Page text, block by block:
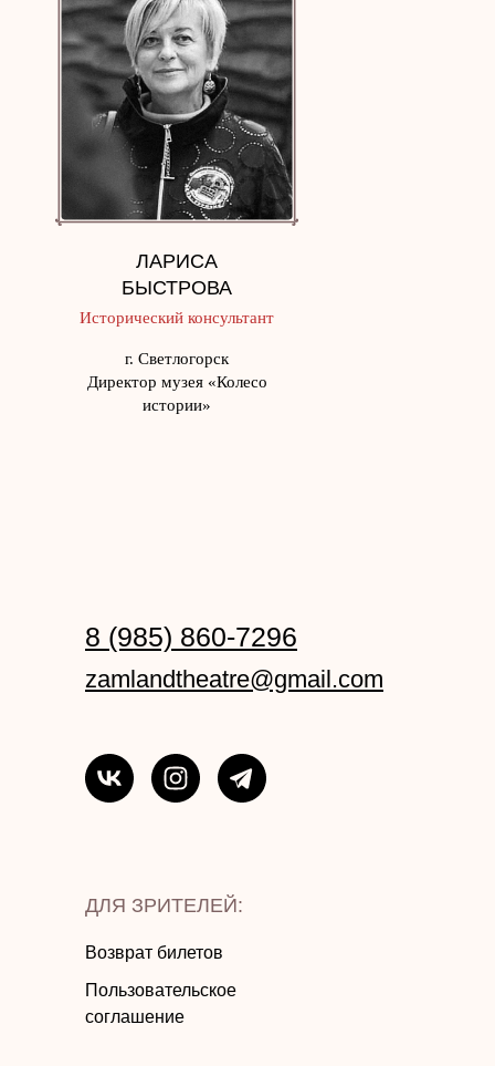
ЛАРИСА
БЫСТРОВА
Исторический консультант
г. Светлогорск
Директор музея «Колесо
истории»
8 (985) 860-7296
zamlandtheatre@gmail.com
ДЛЯ ЗРИТЕЛЕЙ:
Возврат билетов
Пользовательское
соглашение